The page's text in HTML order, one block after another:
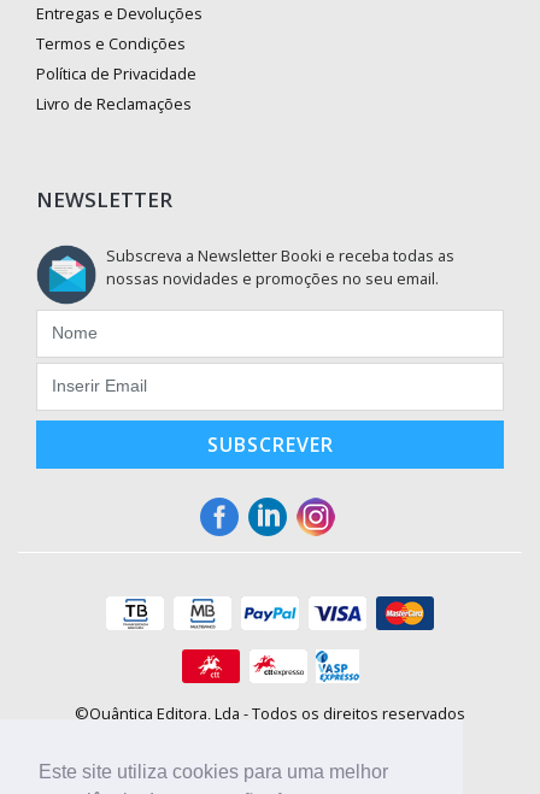
Este site utiliza cookies para uma melhor
Entregas e Devoluções
Termos e Condições
Política de Privacidade
Livro de Reclamações
NEWSLETTER
Subscreva a Newsletter Booki e receba todas as
nossas novidades e promoções no seu email.
SUBSCREVER
©Quântica Editora, Lda - Todos os direitos reservados
E-mail: info@booki.pt
Tel.: +351 220 104 872(custo de chamada para a rede fixa